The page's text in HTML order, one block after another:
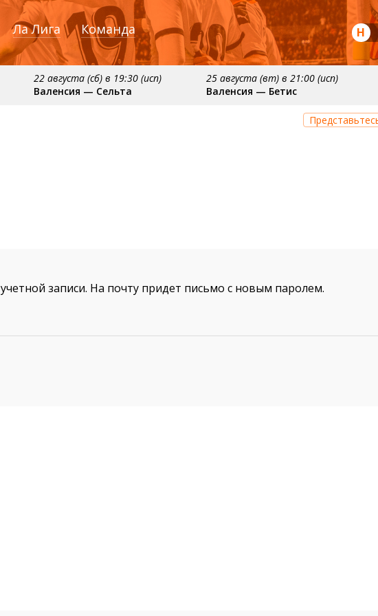
Ла Лига Команда Н
22 августа (сб) в 19:30 (исп)
Валенсия — Сельта
25 августа (вт) в 21:00 (исп)
Валенсия — Бетис
учетной записи. На почту придет письмо с новым паролем.